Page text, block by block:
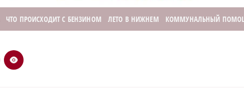
ЧТО ПРОИСХОДИТ С БЕНЗИНОМ ЛЕТО В НИЖНЕМ КОММУНАЛЬНЫЙ
e